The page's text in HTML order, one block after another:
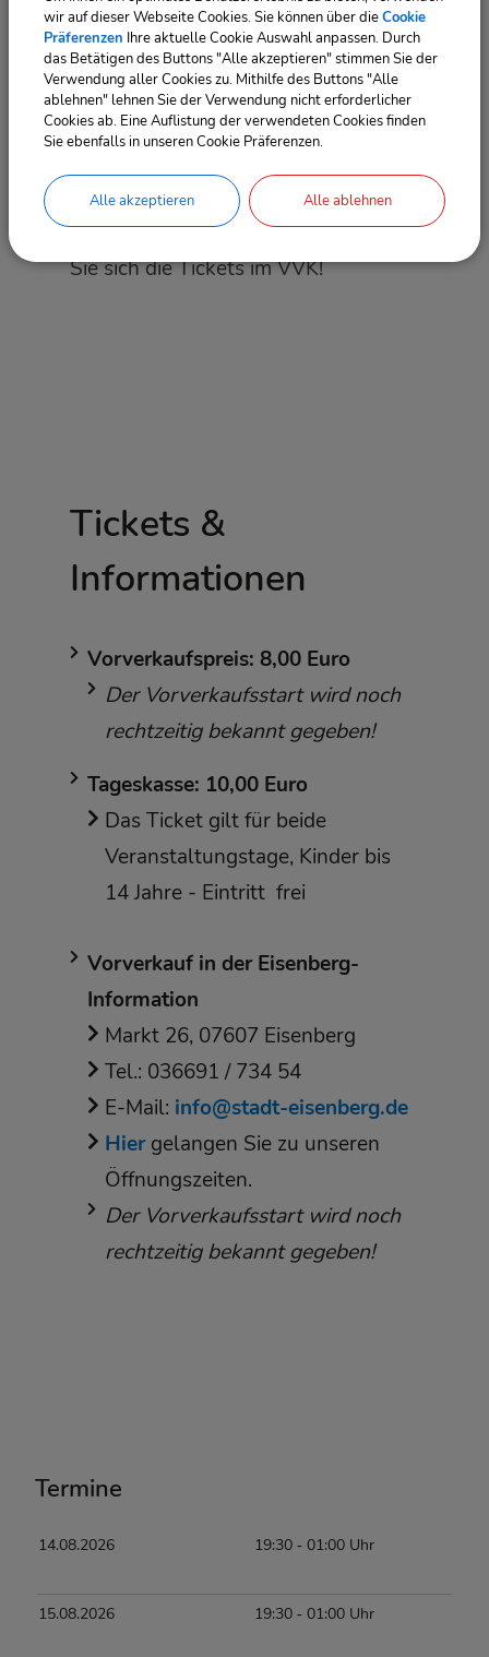
leibliche Wohl wird an beiden Tagen
bestens gesorgt.
Wochenende im beleuchteten
Eisenberger Schlosspark und holen
Sie sich die Tickets im VVK!
Tickets &
Informationen
Vorverkaufspreis: 8,00 Euro
Der Vorverkaufsstart wird noch
rechtzeitig bekannt gegeben!
Tageskasse: 10,00 Euro
Das Ticket gilt für beide
Veranstaltungstage, Kinder bis
14 Jahre - Eintritt frei
Vorverkauf in der Eisenberg-
Information
Markt 26, 07607 Eisenberg
Tel.: 036691 / 734 54
E-Mail: info@stadt-eisenberg.de
Hiergelangen Sie zu unseren
Öffnungszeiten.
Der Vorverkaufsstart wird noch
rechtzeitig bekannt gegeben!
Termine
14.08.2026 19:30 ‐ 01:00 Uhr
15.08.2026 19:30 ‐ 01:00 Uhr
wir auf dieser Webseite Cookies. Sie können über dieCookie
Präferenzen Ihre aktuelle Cookie Auswahl anpassen. Durch
das Betätigen des Buttons "Alle akzeptieren" stimmen Sie der
Verwendung aller Cookies zu. Mithilfe des Buttons "Alle
ablehnen" lehnen Sie der Verwendung nicht erforderlicher
Cookies ab. Eine Auflistung der verwendeten Cookies finden
Sie ebenfalls in unseren Cookie Präferenzen.
Alle akzeptieren Alle ablehnen